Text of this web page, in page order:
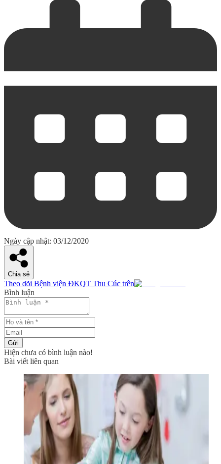
Ngày cập nhật: 03/12/2020
Chia sẻ
Theo dõi Bệnh viện ĐKQT Thu Cúc trên
Bình luận
Gửi
Hiện chưa có bình luận nào!
Bài viết liên quan